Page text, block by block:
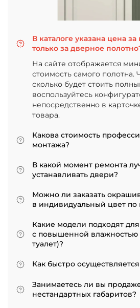
В каталоге указана цена за
только за дверное
На сайте отображается
стоимость самого полотна.
сколько будет стоить
воспользуйтесь
непосредственно в
товара.
Какова стоимость
монтажа?
Итоговая сумма зависит от
двери и габаритов проема.
цена за установку
покрытием «экошпон»
рублей.
В какой момент ремонта
устанавливать двери?
Мы советуем приступать к
того, как уложено
противном случае из-за
пола полотно может не
его придется подрезать.
двери по окончании всех
лучше заранее подготовить
отделки стен.
Можно ли заказать
в индивидуальный цвет по
ассортименте
модели от разных фабрик
Какие модели подходят
с повышенной влажностью
туалет)?
Для санузлов мы
двери с покрытием из
сайте в разделе
практически все двери
влагостойкими.
Как быстро осуществляется
Товары, имеющиеся на
в течение 3–5 рабочих
изготавливается по
Занимаетесь ли вы
нестандартных габаритов?